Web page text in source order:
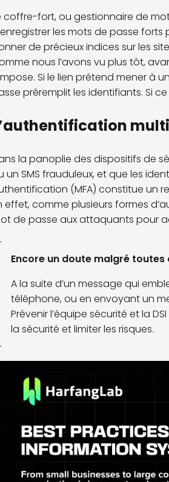
coffre-fort, ou gestionnaire de
les mots de passe
de précieux indices sur les
nous l’avons vu plus tôt,
Si le lien prétend mener à
préremplit les identifiants. Si
la panoplie des dispositifs de
un SMS frauduleux, et que les
(MFA) constitue un
effet, comme plusieurs formes
de passe aux attaquants pour
Encore un doute malgré
A la suite d’un message qui
téléphone, ou en envoyant un
Prévenir l’équipe sécurité et la
la sécurité et limiter les risques.